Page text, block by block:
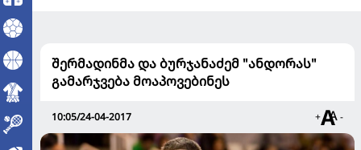
შერმადინმა და ბურჯანაძემ "ანდორას"
გამარჯვება მოაპოვებინეს
10:05/24-04-2017 + -